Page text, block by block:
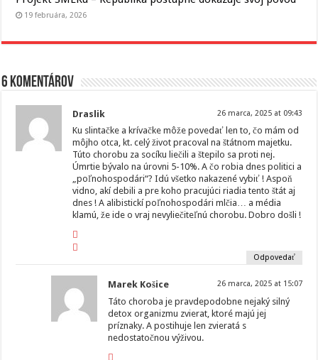
19 februára, 2026
6 komentárov
Draslik 26 marca, 2025 at 09:43
Ku slintačke a krívačke môže povedať len to, čo mám od
môjho otca, kt. celý život pracoval na štátnom majetku.
Túto chorobu za socíku liečili a štepilo sa proti nej.
Úmrtie bývalo na úrovni 5-10%. A čo robia dnes politici a
„poľnohospodári“? Idú všetko nakazené vybiť ! Aspoň
vidno, akí debili a pre koho pracujúci riadia tento štát aj
dnes ! A alibistickí poľnohospodári mlčia… a média
klamú, že ide o vraj nevyliečiteľnú chorobu. Dobro došli !
Odpovedať
Marek Košice 26 marca, 2025 at 15:07
Táto choroba je pravdepodobne nejaký silný
detox organizmu zvierat, ktoré majú jej
príznaky. A postihuje len zvieratá s
nedostatočnou výživou.